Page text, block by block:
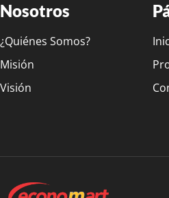
Nosotros
¿Quiénes Somos?
Misión
Visión